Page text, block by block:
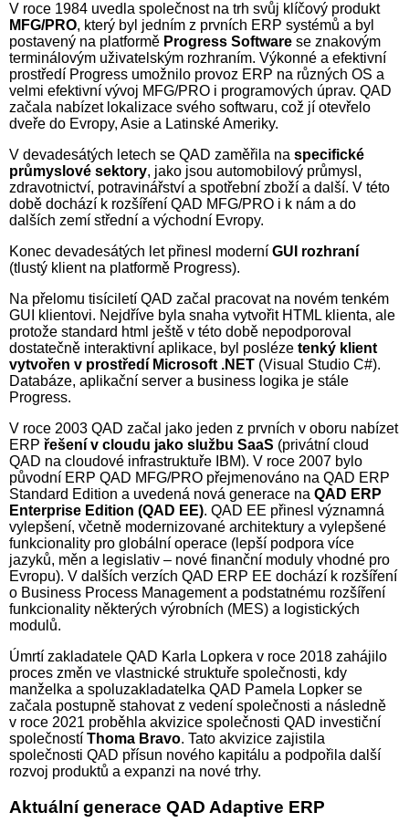
V roce 1984 uvedla společnost na trh svůj klíčový produkt
MFG/PRO, který byl jedním z prvních ERP systémů a byl
postavený na platformě Progress Software se znakovým
terminálovým uživatelským rozhraním. Výkonné a efektivní
prostředí Progress umožnilo provoz ERP na různých OS a
velmi efektivní vývoj MFG/PRO i programových úprav. QAD
začala nabízet lokalizace svého softwaru, což jí otevřelo
dveře do Evropy, Asie a Latinské Ameriky.
V devadesátých letech se QAD zaměřila na specifické
průmyslové sektory, jako jsou automobilový průmysl,
zdravotnictví, potra­vi­nář­ství a spotřební zboží a další. V této
době dochází k rozšíření QAD MFG/PRO i k nám a do
dalších zemí střední a východní Evropy.
Konec devadesátých let přinesl moderní GUI rozhraní
(tlustý klient na platformě Progress).
Na přelomu tisíciletí QAD začal pracovat na novém tenkém
GUI klientovi. Nejdříve byla snaha vytvořit HTML klienta, ale
protože standard html ještě v této době nepodporoval
dostatečně interaktivní aplikace, byl posléze tenký klient
vytvořen v prostředí Microsoft .NET (Visual Studio C#).
Databáze, aplikační server a business logika je stále
Progress.
V roce 2003 QAD začal jako jeden z prvních v oboru nabízet
ERP řešení v cloudu jako službu SaaS (privátní cloud
QAD na cloudové infrastruktuře IBM). V roce 2007 bylo
původní ERP QAD MFG/PRO přejmenováno na QAD ERP
Standard Edition a uvedená nová generace na QAD ERP
Enterprise Edition (QAD EE). QAD EE přinesl významná
vylepšení, včetně modernizované architektury a vylepšené
funkcionality pro globální operace (lepší podpora více
jazyků, měn a legislativ – nové finanční moduly vhodné pro
Evropu). V dalších verzích QAD ERP EE dochází k rozšíření
o Business Process Management a podstatnému rozšíření
funkcionality některých výrobních (MES) a logistických
modulů.
Úmrtí zakladatele QAD Karla Lopkera v roce 2018 zahájilo
proces změn ve vlastnické struktuře společnosti, kdy
manželka a spoluzakladatelka QAD Pamela Lopker se
začala postupně stahovat z vedení společnosti a následně
v roce 2021 proběhla akvizice společnosti QAD investiční
společností Thoma Bravo. Tato akvizice zajistila
společnosti QAD přísun nového kapitálu a podpořila další
rozvoj produktů a expanzi na nové trhy.
Aktuální generace QAD Adaptive ERP